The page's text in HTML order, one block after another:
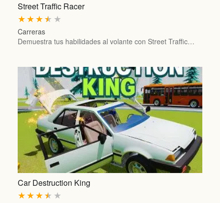
Street Traffic Racer
★
★
★
★
★
Carreras
Demuestra tus habilidades al volante con Street Traffic…
Car Destruction King
★
★
★
★
★